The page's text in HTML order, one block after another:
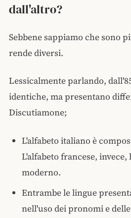
dall'altro?
Sebbene sappiamo che sono
rende diversi.
Lessicalmente parlando,
identiche, ma presentano
Discutiamone;
L'alfabeto italiano è
L'alfabeto francese,
moderno.
Entrambe le lingue
nell'uso dei pronomi e